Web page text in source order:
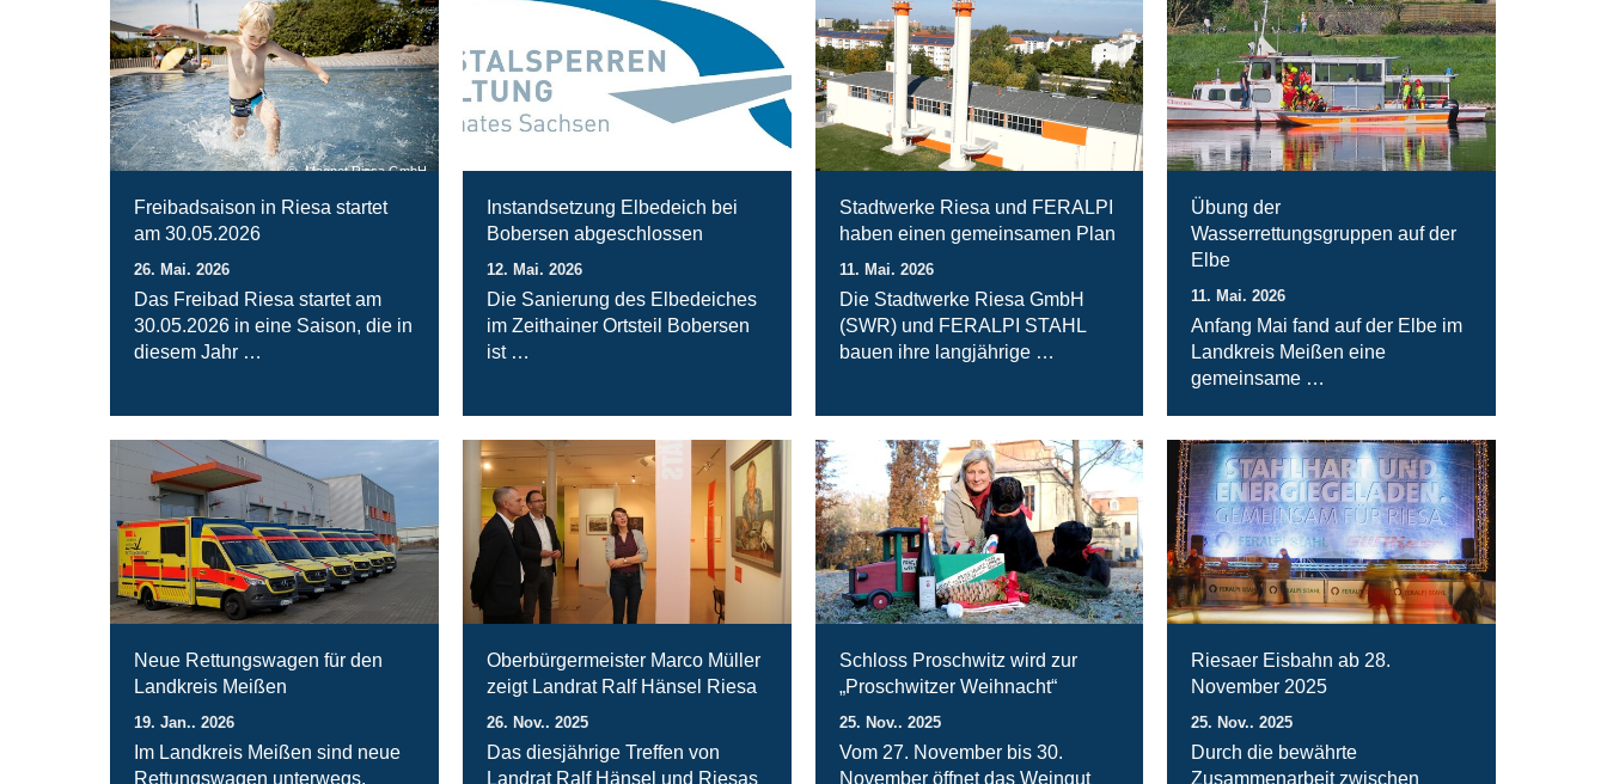
Magnet Riesa GmbH
Freibadsaison in Riesa startet
am 30.05.2026
26. Mai. 2026
Das Freibad Riesa startet am
30.05.2026 in eine Saison, die in
diesem Jahr …
Instandsetzung Elbedeich bei
Bobersen abgeschlossen
12. Mai. 2026
Die Sanierung des Elbedeiches
im Zeithainer Ortsteil Bobersen
ist …
Stadtwerke Riesa und FERALPI
haben einen gemeinsamen Plan
11. Mai. 2026
Die Stadtwerke Riesa GmbH
(SWR) und FERALPI STAHL
bauen ihre langjährige …
Übung der
Wasserrettungsgruppen auf der
Elbe
11. Mai. 2026
Anfang Mai fand auf der Elbe im
Landkreis Meißen eine
gemeinsame …
Neue Rettungswagen für den
Landkreis Meißen
19. Jan.. 2026
Im Landkreis Meißen sind neue
Rettungswagen unterwegs.
Oberbürgermeister Marco Müller
zeigt Landrat Ralf Hänsel Riesa
26. Nov.. 2025
Das diesjährige Treffen von
Landrat Ralf Hänsel und Riesas
Schloss Proschwitz wird zur
„Proschwitzer Weihnacht“
25. Nov.. 2025
Vom 27. November bis 30.
November öffnet das Weingut
Riesaer Eisbahn ab 28.
November 2025
25. Nov.. 2025
Durch die bewährte
Zusammenarbeit zwischen